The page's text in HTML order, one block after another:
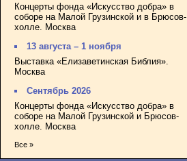
Концерты фонда «Искусство добра» в
соборе на Малой Грузинской и в Брюсов-
холле. Москва
13 августа – 1 ноября
Выставка «Елизаветинская Библия».
Москва
Сентябрь 2026
Концерты фонда «Искусство добра» в
соборе на Малой Грузинской и Брюсов-
холле. Москва
Все »